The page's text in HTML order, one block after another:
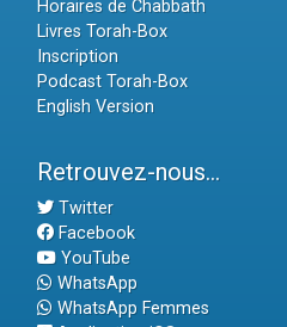
Horaires de Chabbath
Livres Torah-Box
Inscription
Podcast Torah-Box
English Version
Retrouvez-nous...
Twitter
Facebook
YouTube
WhatsApp
WhatsApp Femmes